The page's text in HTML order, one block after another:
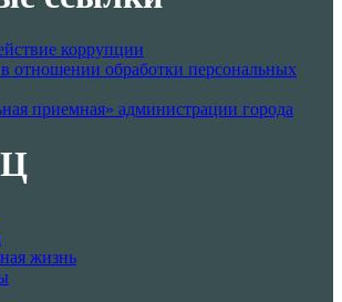
коррупции
отношении обработки персональных
приемная» администрации города
жизнь